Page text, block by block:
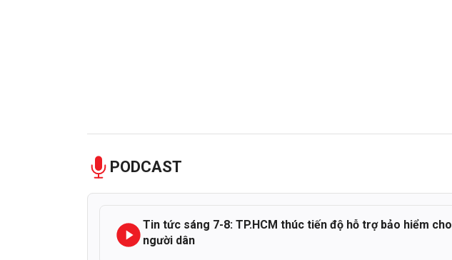
PODCAST
Tin tức sáng 7-8: TP.HCM thúc tiến độ hỗ trợ bảo hiểm cho
người dân